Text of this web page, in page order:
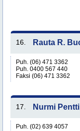
16. Rauta R.
Puh. (06) 471 3362
Puh. 0400 567 440
Faksi (06) 471 3362
17. Nurmi
Puh. (02) 639 4057